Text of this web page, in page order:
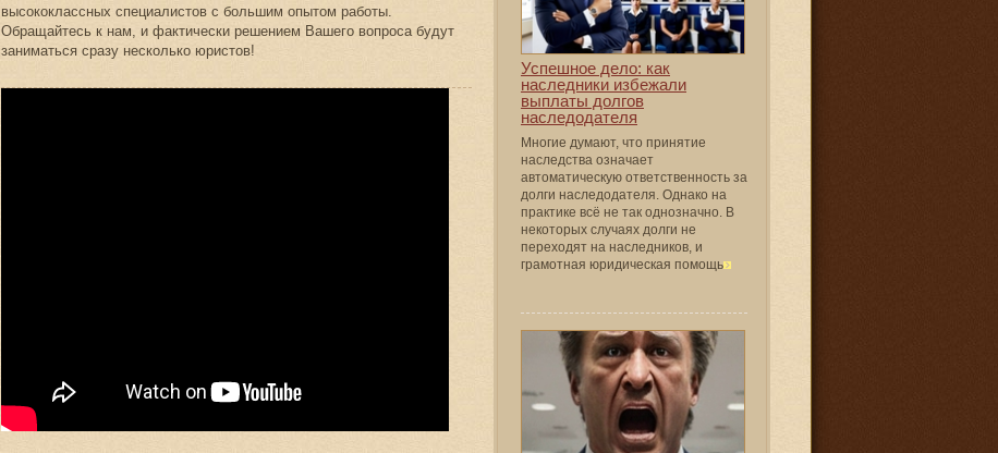
высококлассных специалистов с большим опытом работы.
Обращайтесь к нам, и фактически решением Вашего вопроса будут
заниматься сразу несколько юристов!
Успешное дело: как
наследники избежали
выплаты долгов
наследодателя
Многие думают, что принятие
наследства означает
автоматическую ответственность за
долги наследодателя. Однако на
практике всё не так однозначно. В
некоторых случаях долги не
переходят на наследников, и
грамотная юридическая помощь